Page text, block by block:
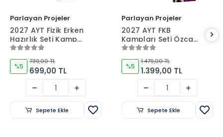
Parlayan Projeler
2027 AYT Fizik Erken
Hazırlık Seti Kamp
Kitabı ve Deneme
İkilisi Özcan Aykın
%5
739,00 TL
699,00 TL
Sepete Ekle
Parlayan Projeler
2027 AYT FKB
Kampları Seti Özcan
Aykın-Sinan
İhtiyaroğlu-Burcu
Ay
%5
1.479,00 TL
1.399,00 TL
Sepete Ekle